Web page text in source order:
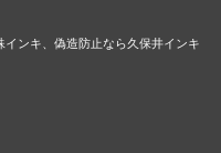
ンキ、偽造防止なら久保井インキ